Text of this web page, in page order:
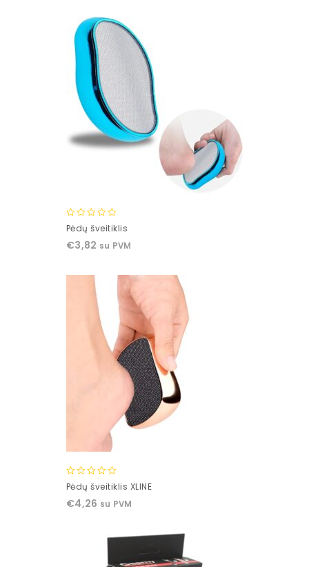
0
of
Pėdų šveitiklis
€3,82 su PVM
0
of
Pėdų šveitiklis XLINE
€4,26 su PVM